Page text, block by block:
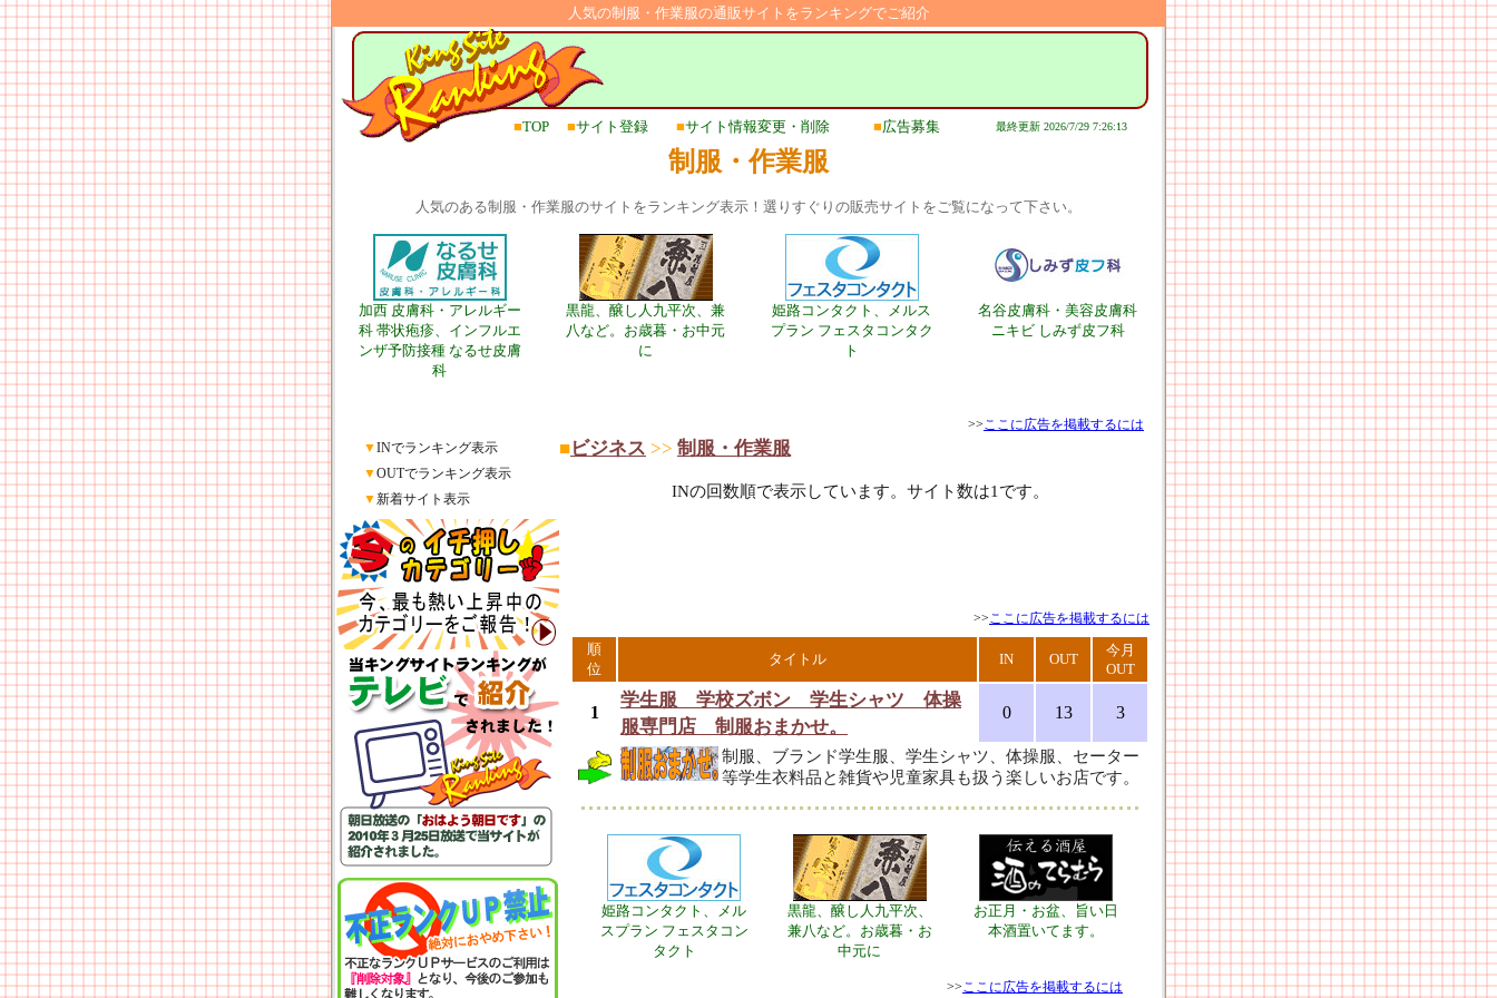
人気の制服・作業服の通販サイトをランキングでご紹介
■TOP ■サイト登録 ■サイト情報変更・削除 ■広告募集 最終更新 2026/7/29 7:26:13
制服・作業服
人気のある制服・作業服のサイトをランキング表示！選りすぐりの販売サイトをご覧になって下さい。
加西 皮膚科・アレルギー
科 帯状疱疹、インフルエ
ンザ予防接種 なるせ皮膚
科
黒龍、醸し人九平次、兼
八など。お歳暮・お中元
に
姫路コンタクト、メルス
プラン フェスタコンタク
ト
名谷皮膚科・美容皮膚科
ニキビ しみず皮フ科
>>ここに広告を掲載するには
▼INでランキング表示
▼OUTでランキング表示
▼新着サイト表示
■ビジネス >> 制服・作業服
INの回数順で表示しています。サイト数は1です。
>>ここに広告を掲載するには
順
位
タイトル IN OUT
今月
OUT
1
学生服 学校ズボン 学生シャツ 体操
服専門店 制服おまかせ。
0 13 3
制服、ブランド学生服、学生シャツ、体操服、セーター
等学生衣料品と雑貨や児童家具も扱う楽しいお店です。
姫路コンタクト、メル
スプラン フェスタコン
タクト
黒龍、醸し人九平次、
兼八など。お歳暮・お
中元に
お正月・お盆、旨い日
本酒置いてます。
>>ここに広告を掲載するには